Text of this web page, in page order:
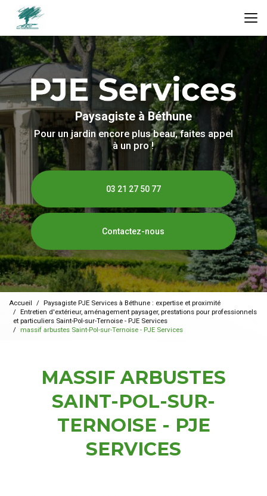
contenu
principal
Paysagiste à Béthune
Pour un jardin encore plus beau, faites appel
à un pro !
03 21 27 50 77
Contactez-nous
Accueil
Paysagiste PJE Services à Béthune : expertise et proximité
Entretien d'extérieur, aménagement paysager, prestations pour professionnels
et particuliers Saint-Pol-sur-Ternoise - PJE Services
massif arbustes Saint-Pol-sur-Ternoise - PJE Services
MASSIF ARBUSTES
SAINT-POL-SUR-
TERNOISE - PJE
SERVICES